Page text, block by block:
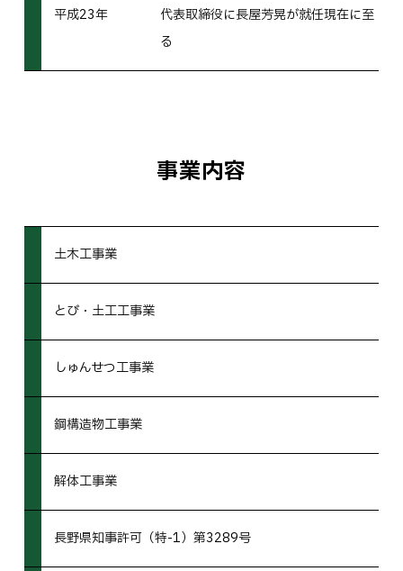
平成23年
代表取締役に長屋芳晃が就任現在に至
る
事業内容
土木工事業
とび・土工工事業
しゅんせつ工事業
鋼構造物工事業
解体工事業
長野県知事許可（特-1）第3289号